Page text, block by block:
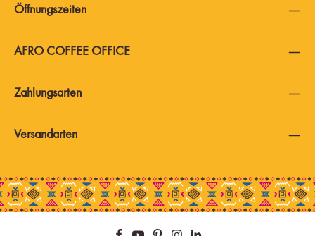
AFRO COFFEE OFFICE
Zahlungsarten
Öffnungszeiten
Versandarten